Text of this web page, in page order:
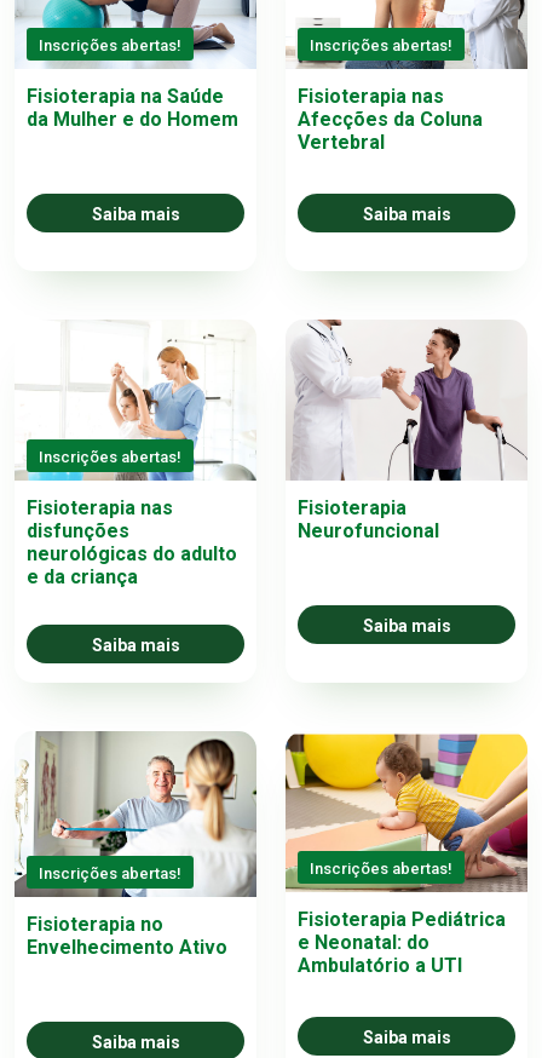
Inscrições abertas!
Fisioterapia na Saúde
da Mulher e do Homem
Saiba mais
Inscrições abertas!
Fisioterapia nas
Afecções da Coluna
Vertebral
Saiba mais
Inscrições abertas!
Fisioterapia nas
disfunções
neurológicas do adulto
e da criança
Saiba mais
Fisioterapia
Neurofuncional
Saiba mais
Inscrições abertas!
Fisioterapia no
Envelhecimento Ativo
Saiba mais
Inscrições abertas!
Fisioterapia Pediátrica
e Neonatal: do
Ambulatório a UTI
Saiba mais